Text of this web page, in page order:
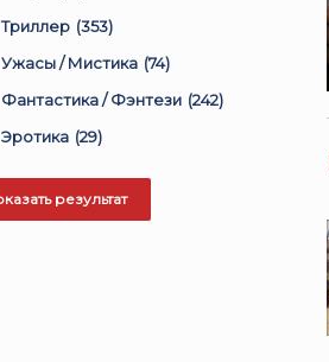
Триллер (353)
Ужасы / Мистика (74)
Фантастика / Фэнтези (242)
Эротика (29)